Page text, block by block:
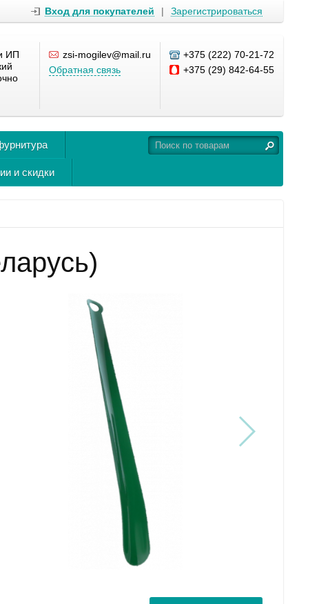
Вход для покупателей | Зарегистрироваться
ИП
zsi-mogilev@mail.ru
Обратная связь
+375 (222) 70-21-72
+375 (29) 842-64-55
и скидки